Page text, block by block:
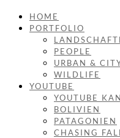
HOME
PORTFOLIO
PEOPLE
URBAN &
WILDLIFE
YOUTUBE
YOUTUBE
BOLIVIEN
PATAGONIEN
CHASING